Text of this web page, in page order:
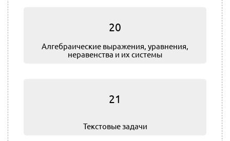
20
Алгебраические выражения, уравнения,
неравенства и их системы
21
Текстовые задачи